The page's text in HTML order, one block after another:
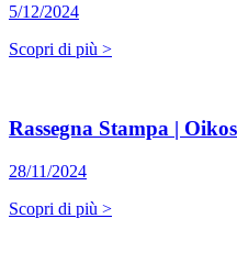
5/12/2024
Scopri di più >
Rassegna Stampa |
28/11/2024
Scopri di più >